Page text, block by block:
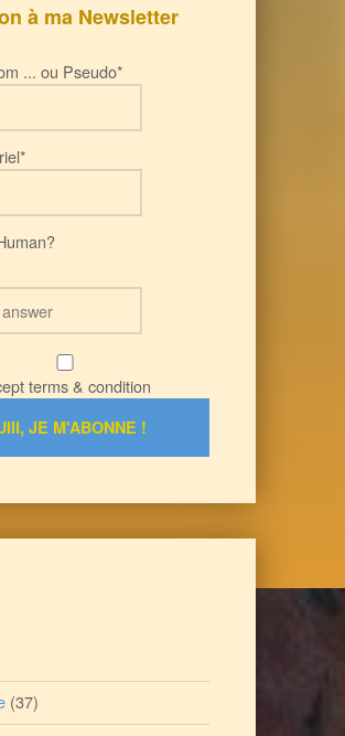
à ma Newsletter
... ou Pseudo*
terms & condition
(37)